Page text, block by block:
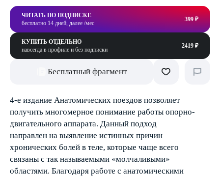
ЧИТАТЬ ПО ПОДПИСКЕ
бесплатно 14 дней, далее /мес
399 ₽
КУПИТЬ ОТДЕЛЬНО
навсегда в профиле и без подписки
2419 ₽
Бесплатный фрагмент
4-е издание Анатомических поездов позволяет
получить многомерное понимание работы опорно-
двигательного аппарата. Данный подход
направлен на выявление истинных причин
хронических болей в теле, которые чаще всего
связаны с так называемыми «молчаливыми»
областями. Благодаря работе с анатомическими